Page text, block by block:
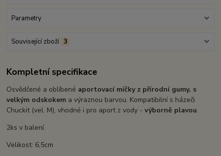
Parametry
Související zboží 3
Kompletní specifikace
Osvědčené a oblíbené aportovací míčky z přírodní gumy, s
velkým odskokem a výraznou barvou. Kompatibilní s házeči
Chuckit (vel. M), vhodné i pro aport z vody -výborně plavou.
2ks v balení.
Velikost: 6,5cm